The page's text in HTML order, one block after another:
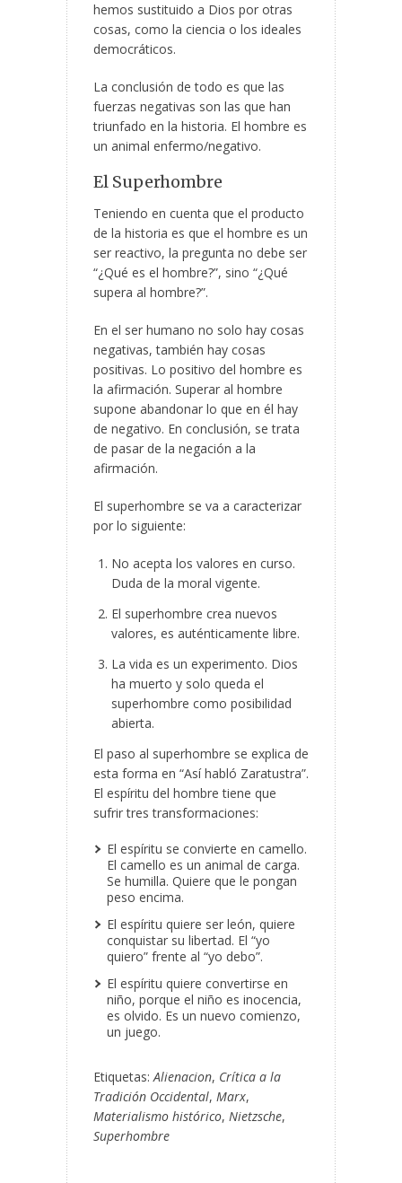
hemos sustituido a Dios por otras
cosas, como la ciencia o los ideales
democráticos.
La conclusión de todo es que las
fuerzas negativas son las que han
triunfado en la historia. El hombre es
un animal enfermo/negativo.
El Superhombre
Teniendo en cuenta que el producto
de la historia es que el hombre es un
ser reactivo, la pregunta no debe ser
“¿Qué es el hombre?”, sino “¿Qué
supera al hombre?”.
En el ser humano no solo hay cosas
negativas, también hay cosas
positivas. Lo positivo del hombre es
la afirmación. Superar al hombre
supone abandonar lo que en él hay
de negativo. En conclusión, se trata
de pasar de la negación a la
afirmación.
El superhombre se va a caracterizar
por lo siguiente:
No acepta los valores en curso.
Duda de la moral vigente.
El superhombre crea nuevos
valores, es auténticamente libre.
La vida es un experimento. Dios
ha muerto y solo queda el
superhombre como posibilidad
abierta.
El paso al superhombre se explica de
esta forma en “Así habló Zaratustra”.
El espíritu del hombre tiene que
sufrir tres transformaciones:
El espíritu se convierte en camello.
El camello es un animal de carga.
Se humilla. Quiere que le pongan
peso encima.
El espíritu quiere ser león, quiere
conquistar su libertad. El “yo
quiero” frente al “yo debo”.
El espíritu quiere convertirse en
niño, porque el niño es inocencia,
es olvido. Es un nuevo comienzo,
un juego.
Etiquetas:Alienacion, Crítica a la
Tradición Occidental, Marx,
Materialismo histórico, Nietzsche,
Superhombre